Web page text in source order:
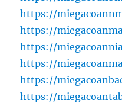
https://
https://
https://
https://
https://
https://